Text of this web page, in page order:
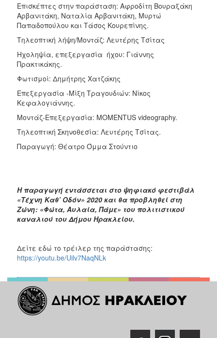
Επισκέπτες στην παράσταση: Αφροδίτη Βουραξάκη
Αρβανιτάκη, Ναταλία Αρβανιτάκη, Μυρτώ
Παπαδοπούλου και Τάσος Κουρεπίνης.
Τηλεοπτική λήψη/Μοντάζ: Λευτέρης Τσίτας
Ηχοληψία, επεξεργασία ήχου: Γιάννης
Πρακτικάκης.
Φωτισμοί: Δημήτρης Χατζάκης
Επεξεργασία -Μίξη Τραγουδιών: Νίκος
Κεφαλογιάννης.
Μοντάζ-Επεξεργασία: MOMENTUS videography.
Τηλεοπτική Σκηνοθεσία: Λευτέρης Τσίτας.
Παραγωγή: Θέατρο Όμμα Στούντιο
Η παραγωγή εντάσσεται στο ψηφιακό φεστιβάλ
«Τέχνη Καθ’ Οδόν» 2020 και θα προβληθεί στη
Ζώνη: «Φώτα, Αυλαία, Πάμε» του πολιτιστικού
καναλιού του Δήμου Ηρακλείου.
Δείτε εδώ το τρέιλερ της παράστασης:
https://youtu.be/Uilv7NaqNLk